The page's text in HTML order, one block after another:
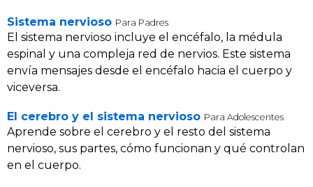
Sistema nervioso Para Padres
El sistema nervioso incluye el encéfalo, la médula
espinal y una compleja red de nervios. Este sistema
envía mensajes desde el encéfalo hacia el cuerpo y
viceversa.
El cerebro y el sistema nervioso Para Adolescentes
Aprende sobre el cerebro y el resto del sistema
nervioso, sus partes, cómo funcionan y qué controlan
en el cuerpo.